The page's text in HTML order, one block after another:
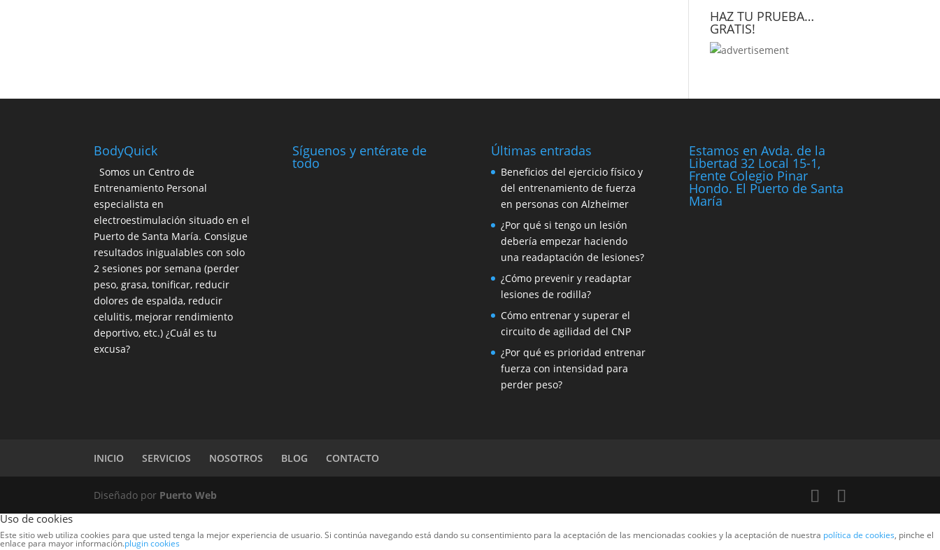
HAZ TU PRUEBA…
GRATIS!
BodyQuick
Somos un Centro de
Entrenamiento Personal
especialista en
electroestimulación situado en el
Puerto de Santa María. Consigue
resultados inigualables con solo
2 sesiones por semana (perder
peso, grasa, tonificar, reducir
dolores de espalda, reducir
celulitis, mejorar rendimiento
deportivo, etc.) ¿Cuál es tu
excusa?
Síguenos y entérate de
todo
Últimas entradas
Beneficios del ejercicio físico y
del entrenamiento de fuerza
en personas con Alzheimer
¿Por qué si tengo un lesión
debería empezar haciendo
una readaptación de lesiones?
¿Cómo prevenir y readaptar
lesiones de rodilla?
Cómo entrenar y superar el
circuito de agilidad del CNP
¿Por qué es prioridad entrenar
fuerza con intensidad para
perder peso?
Estamos en Avda. de la
Libertad 32 Local 15-1,
Frente Colegio Pinar
Hondo. El Puerto de Santa
María
INICIO SERVICIOS NOSOTROS BLOG CONTACTO
Diseñado por Puerto Web
Uso de cookies
Este sitio web utiliza cookies para que usted tenga la mejor experiencia de usuario. Si continúa navegando está dando su consentimiento para la aceptación de las mencionadas cookies y la aceptación de nuestra política de cookies, pinche el
enlace para mayor información.plugin cookies